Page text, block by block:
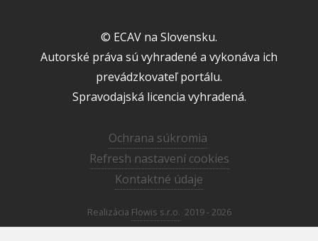
© ECAV na Slovensku.
Autorské práva sú vyhradené a vykonáva ich
prevádzkovateľ portálu.
Spravodajská licencia vyhradená.
Ochrana súkromia
Refresh nastavení cookies
Kontaktné údaje
Realizácia Flowis s.r.o. 2019 - 2026